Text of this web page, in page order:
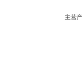
主营